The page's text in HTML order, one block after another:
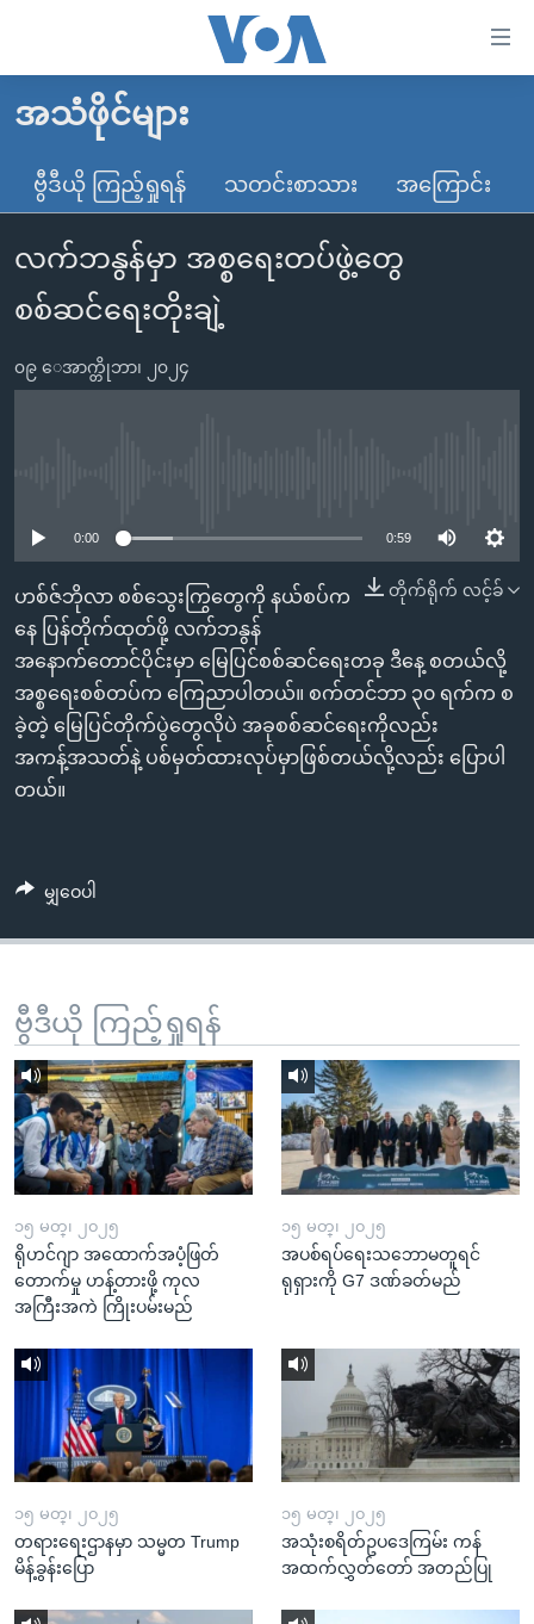
လွယ်ကူ
သည့်
များ
ပင်မ
သို့
စာမျက်နှာ
သို့
ကျော်
ကြည့်
ရန်
ရှာဖွေ
ရန်
ကျော်
မူလစာမျက်နှာ
မြန်မာ
ကမ္ဘာ့သတင်းများ
နိုင်ငံတကာ
အမေရိကန်
အစ္စရေး-ပါလက်စတိုင်း
ဗွီဒီယို
သတင်းလွတ်လပ်ခွင့်
ရပ်ဝန်းတခု လမ်းတခု အလွန်
အင်္ဂလိပ်စာလေ့လာမယ်
ဗွီအိုအေ လူမှုကွန်ယက်များ
ဘာသာစကားများ
အသံဖိုင်များ
ဗွီဒီယို ကြည့်ရှုရန် သတင်းစာသား အကြောင်း
လက်ဘနွန်မှာ အစ္စရေးတပ်ဖွဲ့တွေ
စစ်ဆင်ရေးတိုးချဲ့
၀၉ ေအာက္တိုဘာ၊ ၂၀၂၄
0:00 0:59
တိုက်ရိုက် လင့်ခ်
ဟစ်ဇ်ဘိုလာ စစ်သွေးကြွတွေကို နယ်စပ်က
နေ ပြန်တိုက်ထုတ်ဖို့ လက်ဘနွန်
အနောက်တောင်ပိုင်းမှာ မြေပြင်စစ်ဆင်ရေးတခု ဒီနေ့ စတယ်လို့
အစ္စရေးစစ်တပ်က ကြေညာပါတယ်။ စက်တင်ဘာ ၃၀ ရက်က စ
ခဲ့တဲ့ မြေပြင်တိုက်ပွဲတွေလိုပဲ အခုစစ်ဆင်ရေးကိုလည်း
အကန့်အသတ်နဲ့ ပစ်မှတ်ထားလုပ်မှာဖြစ်တယ်လို့လည်း ပြောပါ
တယ်။
မျှဝေပါ
ဗွီဒီယို ကြည့်ရှုရန်
၁၅ မတ္၊ ၂၀၂၅
ရိုဟင်ဂျာ အထောက်အပံ့ဖြတ်
တောက်မှု ဟန့်တားဖို့ ကုလ
အကြီးအကဲ ကြိုးပမ်းမည်
၁၅ မတ္၊ ၂၀၂၅
အပစ်ရပ်ရေးသဘောမတူရင်
ရုရှားကို G7 ဒဏ်ခတ်မည်
၁၅ မတ္၊ ၂၀၂၅
တရားရေးဌာနမှာ သမ္မတ Trump
မိန့်ခွန်းပြော
၁၅ မတ္၊ ၂၀၂၅
အသုံးစရိတ်ဥပဒေကြမ်း ကန်
အထက်လွှတ်တော် အတည်ပြု